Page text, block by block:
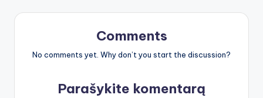
Comments
No comments yet. Why don’t you start the discussion?
Parašykite komentarą